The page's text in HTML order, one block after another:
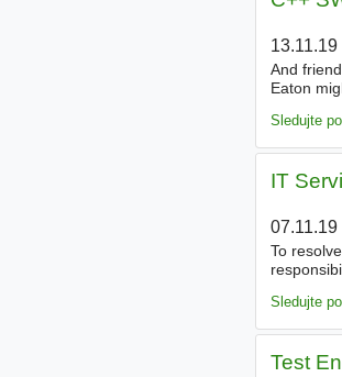
13.11.19|
And
Eaton
Sledujte
IT
07.11.19|
To
Sledujte
Test